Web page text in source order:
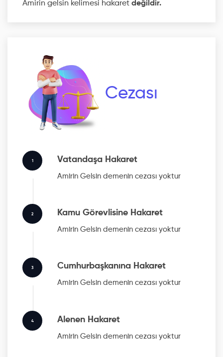
Amirin gelsin kelimesi hakaret değildir.
Cezası
1 Vatandaşa Hakaret
Amirin Gelsin demenin cezası yoktur
2 Kamu Görevlisine Hakaret
Amirin Gelsin demenin cezası yoktur
3 Cumhurbaşkanına Hakaret
Amirin Gelsin demenin cezası yoktur
4 Alenen Hakaret
Amirin Gelsin demenin cezası yoktur